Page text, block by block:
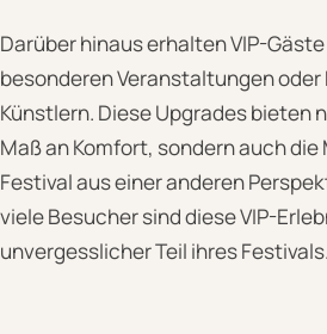
Darüber hinaus erhalten VIP-
besonderen Veranstaltungen
Künstlern. Diese Upgrades bieten
Maß an Komfort, sondern auch
Festival aus einer anderen
viele Besucher sind diese VIP-
unvergesslicher Teil ihres Festivals.